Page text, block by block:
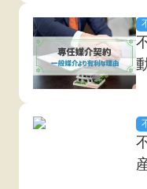
3